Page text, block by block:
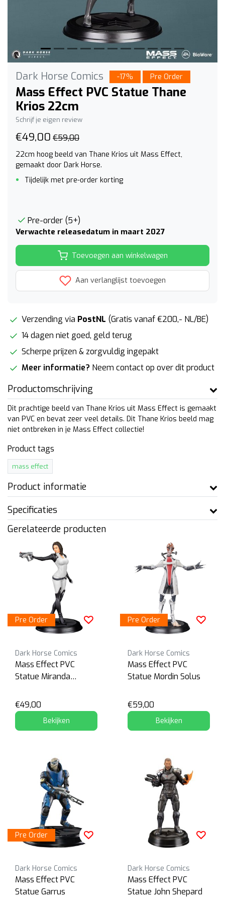
Dark Horse Comics -17% Pre Order
Mass Effect PVC Statue Thane
Krios 22cm
Schrijf je eigen review
€49,00 €59,00
22cm hoog beeld van Thane Krios uit Mass Effect,
gemaakt door Dark Horse.
Tijdelijk met pre-order korting
Pre-order (5+)
Verwachte releasedatum in maart 2027
Toevoegen aan winkelwagen
Aan verlanglijst toevoegen
Verzending via PostNL (Gratis vanaf €200,- NL/BE)
14 dagen niet goed, geld terug
Scherpe prijzen & zorgvuldig ingepakt
Meer informatie? Neem contact op over dit product
Productomschrijving
Dit prachtige beeld van Thane Krios uit Mass Effect is gemaakt
van PVC en bevat zeer veel details. Dit Thane Krios beeld mag
niet ontbreken in je Mass Effect collectie!
Product tags
mass effect
Product informatie
Specificaties
Gerelateerde producten
Pre Order
Dark Horse Comics
Mass Effect PVC
Statue Miranda
€49,00
Bekijken
Pre Order
Dark Horse Comics
Mass Effect PVC
Statue Mordin Solus
€59,00
Bekijken
Pre Order
Dark Horse Comics
Mass Effect PVC
Statue Garrus
Dark Horse Comics
Mass Effect PVC
Statue John Shepard